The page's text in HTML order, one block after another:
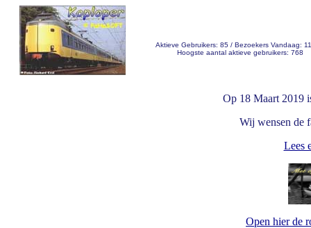
Aktieve Gebruikers: 85 / Bezoekers Vandaag:
Hoogste aantal aktieve gebruikers: 768
Op 18 Maart 2019
Wij wensen de
Lees
Open hier de